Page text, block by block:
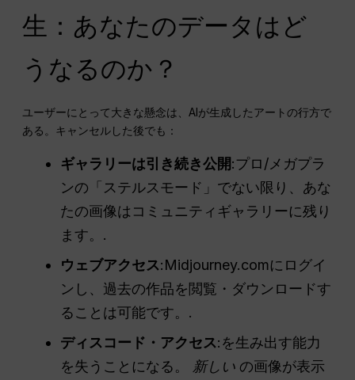
生：あなたのデータはど
うなるのか？
ユーザーにとって大きな懸念は、AIが生成したアートの行方で
ある。キャンセルした後でも：
ギャラリーは引き続き公開:プロ/メガプラ
ンの「ステルスモード」でない限り、あな
たの画像はコミュニティギャラリーに残り
ます。.
ウェブアクセス:Midjourney.comにログイ
ンし、過去の作品を閲覧・ダウンロードす
ることは可能です。.
ディスコード・アクセス:を生み出す能力
を失うことになる。 新しい の画像が表示